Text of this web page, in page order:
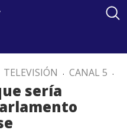
TELEVISIÓN . CANAL 5 .
sería